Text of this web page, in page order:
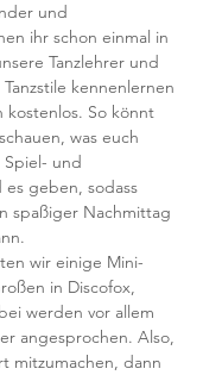
und
ihr schon einmal in
Tanzlehrer und
kennenlernen
kostenlos. So könnt
was euch
und
geben, sodass
spaßiger Nachmittag
wir einige Mini-
in Discofox,
werden vor allem
angesprochen. Also,
mitzumachen, dann